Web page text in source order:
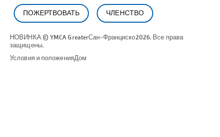
ПОЖЕРТВОВАТЬ ЧЛЕНСТВО
НОВИНКА © YMCA GreaterСан-Франциско2026. Все права
защищены.
Условия и положенияДом